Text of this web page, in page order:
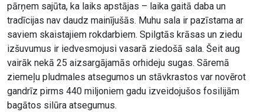
pārņem sajūta, ka laiks apstājas – laika gaitā daba un
tradīcijas nav daudz mainījušās. Muhu sala ir pazīstama ar
saviem skaistajiem rokdarbiem. Spilgtās krāsas un ziedu
izšuvumus ir iedvesmojusi vasarā ziedošā sala. Šeit aug
vairāk nekā 25 aizsargājamās orhideju sugas. Sāremā
ziemeļu pludmales atsegumos un stāvkrastos var novērot
gandrīz pirms 440 miljoniem gadu izveidojušos fosilijām
bagātos silūra atsegumus.